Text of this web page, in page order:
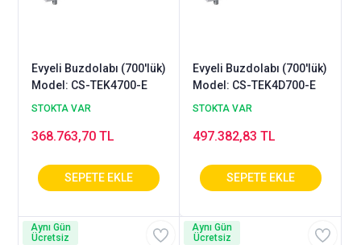
Evyeli Buzdolabı (700'lük)
Model: CS-TEK4700-E
STOKTA VAR
368.763,70 TL
Evyeli Buzdolabı (700'lük)
Model: CS-TEK4D700-E
STOKTA VAR
497.382,83 TL
Aynı Gün
Ücretsiz
Aynı Gün
Ücretsiz